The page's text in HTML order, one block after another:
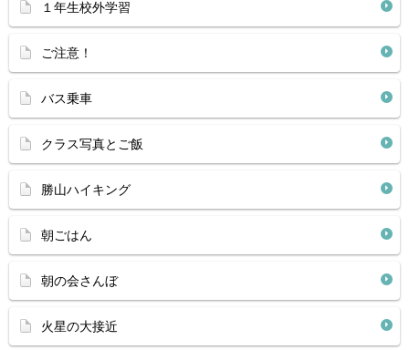
１年生校外学習
ご注意！
バス乗車
クラス写真とご飯
勝山ハイキング
朝ごはん
朝の会さんぼ
火星の大接近